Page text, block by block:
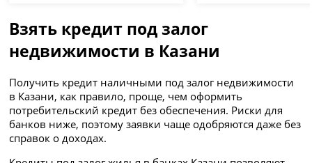
Взять кредит под залог
недвижимости в Казани
Получить кредит наличными под залог недвижимости
в Казани, как правило, проще, чем оформить
потребительский кредит без обеспечения. Риски для
банков ниже, поэтому заявки чаще одобряются даже без
справок о доходах.